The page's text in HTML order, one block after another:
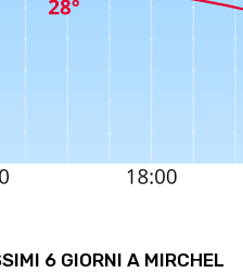
6 GIORNI A MIRCHEL